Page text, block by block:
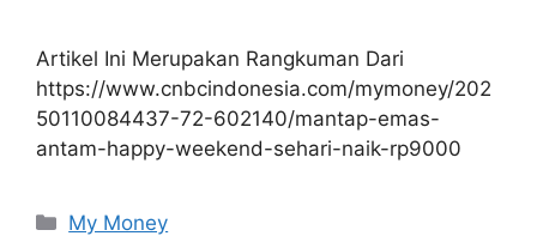
Artikel Ini Merupakan Rangkuman Dari
https://www.cnbcindonesia.com/mymoney/202
50110084437-72-602140/mantap-emas-
antam-happy-weekend-sehari-naik-rp9000
Kategori
My Money